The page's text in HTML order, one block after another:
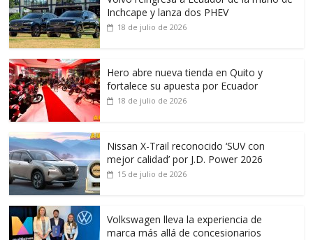
Inchcape y lanza dos PHEV
18 de julio de 2026
Hero abre nueva tienda en Quito y
fortalece su apuesta por Ecuador
18 de julio de 2026
Nissan X-Trail reconocido ‘SUV con
mejor calidad’ por J.D. Power 2026
15 de julio de 2026
Volkswagen lleva la experiencia de
marca más allá de concesionarios